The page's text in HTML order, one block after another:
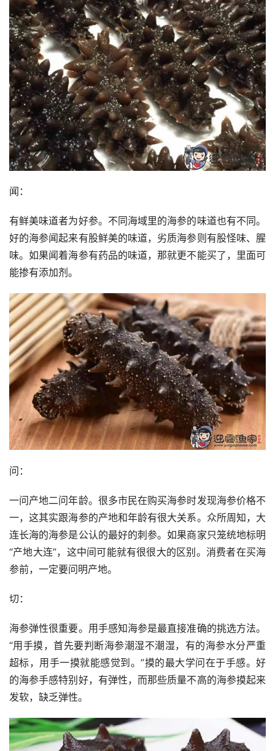
闻：
有鲜美味道者为好参。不同海域里的海参的味道也有不同。
好的海参闻起来有股鲜美的味道，劣质海参则有股怪味、腥
味。如果闻着海参有药品的味道，那就更不能买了，里面可
能掺有添加剂。
问：
一问产地二问年龄。很多市民在购买海参时发现海参价格不
一，这其实跟海参的产地和年龄有很大关系。众所周知，大
连长海的海参是公认的最好的刺参。如果商家只笼统地标明
“产地大连”，这中间可能就有很很大的区别。消费者在买海
参前，一定要问明产地。
切：
海参弹性很重要。用手感知海参是最直接准确的挑选方法。
“用手摸，首先要判断海参潮湿不潮湿，有的海参水分严重
超标，用手一摸就能感觉到。”摸的最大学问在于手感。好
的海参手感特别好，有弹性，而那些质量不高的海参摸起来
发软，缺乏弹性。